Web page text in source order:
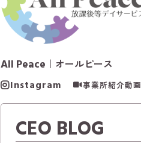
All Peace ｜オールピース
Instagram 事業所紹介動画
CEO BLOG